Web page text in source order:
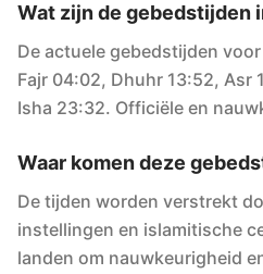
Wat zijn de gebedstijden
De actuele gebedstijden
Fajr 04:02, Dhuhr 13:52, Asr
Isha 23:32. Officiële en
Waar komen deze
De tijden worden verstrekt
instellingen en islamitische
landen om nauwkeurigheid